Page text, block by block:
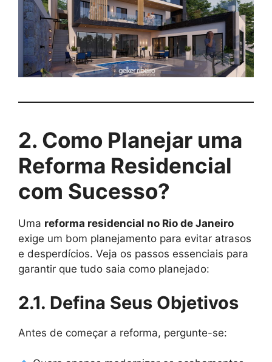
2. Como Planejar uma
Reforma Residencial
com Sucesso?
Uma reforma residencial no Rio de Janeiro
exige um bom planejamento para evitar atrasos
e desperdícios. Veja os passos essenciais para
garantir que tudo saia como planejado:
2.1. Defina Seus Objetivos
Antes de começar a reforma, pergunte-se: